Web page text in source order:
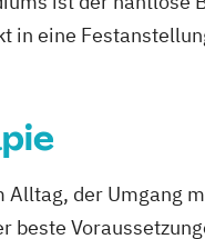
in eine
Alltag, der Umgang
beste